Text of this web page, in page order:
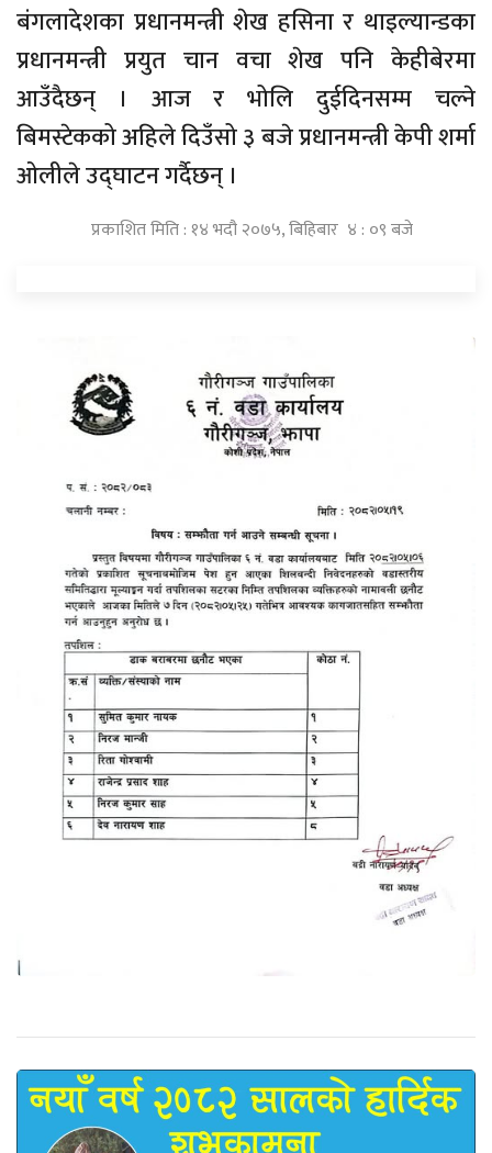
बंगलादेशका प्रधानमन्त्री शेख हसिना र थाइल्यान्डका
प्रधानमन्त्री प्रयुत चान वचा शेख पनि केहीबेरमा
आउँदैछन् । आज र भोलि दुईदिनसम्म चल्ने
बिमस्टेकको अहिले दिउँसो ३ बजे प्रधानमन्त्री केपी शर्मा
ओलीले उद्घाटन गर्दैछन् ।
प्रकाशित मिति : १४ भदौ २०७५, बिहिबार ४ : ०९ बजे